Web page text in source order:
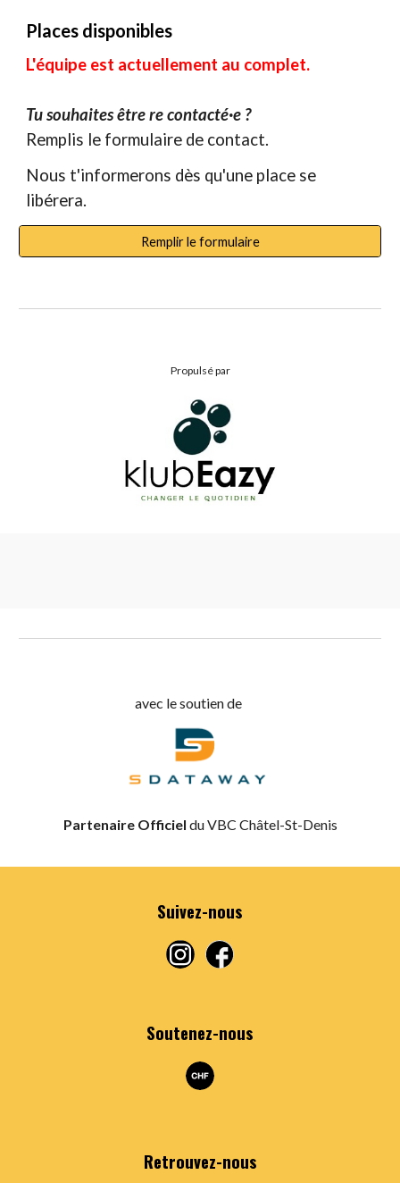
Places disponibles
L'équipe est actuellement au complet.
Tu souhaitesêtre re contacté·e ?
Remplis le formulaire de contact.
Nous t'informerons dès qu'une place se
libérera.
Remplir le formulaire
Propulsé par
avec le soutien de
Partenaire Officiel du VBC Châtel-St-Denis
Suivez-nous
Soutenez-nous
Retrouvez-nous